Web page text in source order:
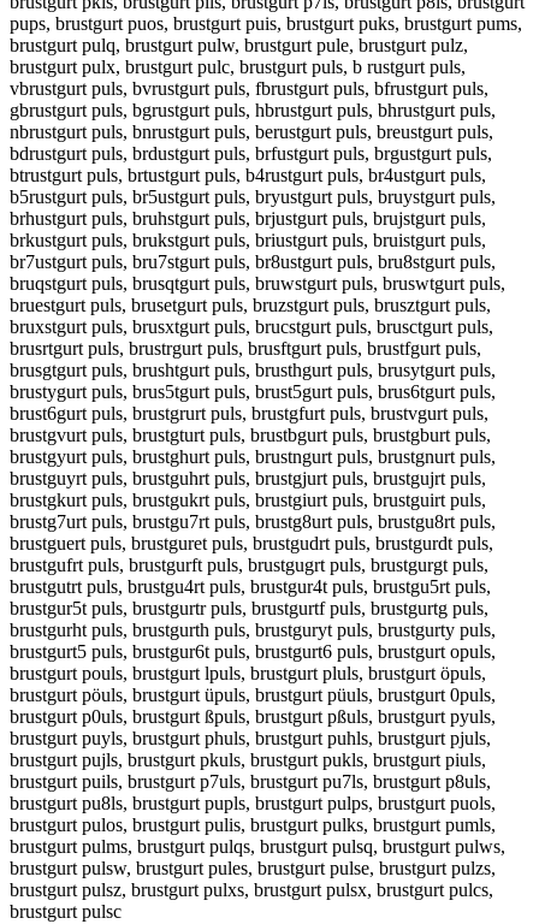
pups, brustgurt puos, brustgurt puis, brustgurt puks, brustgurt pums,
brustgurt pulq, brustgurt pulw, brustgurt pule, brustgurt pulz,
brustgurt pulx, brustgurt pulc, brustgurt puls, b rustgurt puls,
vbrustgurt puls, bvrustgurt puls, fbrustgurt puls, bfrustgurt puls,
gbrustgurt puls, bgrustgurt puls, hbrustgurt puls, bhrustgurt puls,
nbrustgurt puls, bnrustgurt puls, berustgurt puls, breustgurt puls,
bdrustgurt puls, brdustgurt puls, brfustgurt puls, brgustgurt puls,
btrustgurt puls, brtustgurt puls, b4rustgurt puls, br4ustgurt puls,
b5rustgurt puls, br5ustgurt puls, bryustgurt puls, bruystgurt puls,
brhustgurt puls, bruhstgurt puls, brjustgurt puls, brujstgurt puls,
brkustgurt puls, brukstgurt puls, briustgurt puls, bruistgurt puls,
br7ustgurt puls, bru7stgurt puls, br8ustgurt puls, bru8stgurt puls,
bruqstgurt puls, brusqtgurt puls, bruwstgurt puls, bruswtgurt puls,
bruestgurt puls, brusetgurt puls, bruzstgurt puls, brusztgurt puls,
bruxstgurt puls, brusxtgurt puls, brucstgurt puls, brusctgurt puls,
brusrtgurt puls, brustrgurt puls, brusftgurt puls, brustfgurt puls,
brusgtgurt puls, brushtgurt puls, brusthgurt puls, brusytgurt puls,
brustygurt puls, brus5tgurt puls, brust5gurt puls, brus6tgurt puls,
brust6gurt puls, brustgrurt puls, brustgfurt puls, brustvgurt puls,
brustgvurt puls, brustgturt puls, brustbgurt puls, brustgburt puls,
brustgyurt puls, brustghurt puls, brustngurt puls, brustgnurt puls,
brustguyrt puls, brustguhrt puls, brustgjurt puls, brustgujrt puls,
brustgkurt puls, brustgukrt puls, brustgiurt puls, brustguirt puls,
brustg7urt puls, brustgu7rt puls, brustg8urt puls, brustgu8rt puls,
brustguert puls, brustguret puls, brustgudrt puls, brustgurdt puls,
brustgufrt puls, brustgurft puls, brustgugrt puls, brustgurgt puls,
brustgutrt puls, brustgu4rt puls, brustgur4t puls, brustgu5rt puls,
brustgur5t puls, brustgurtr puls, brustgurtf puls, brustgurtg puls,
brustgurht puls, brustgurth puls, brustguryt puls, brustgurty puls,
brustgurt5 puls, brustgur6t puls, brustgurt6 puls, brustgurt opuls,
brustgurt pouls, brustgurt lpuls, brustgurt pluls, brustgurt öpuls,
brustgurt pöuls, brustgurt üpuls, brustgurt püuls, brustgurt 0puls,
brustgurt p0uls, brustgurt ßpuls, brustgurt pßuls, brustgurt pyuls,
brustgurt puyls, brustgurt phuls, brustgurt puhls, brustgurt pjuls,
brustgurt pujls, brustgurt pkuls, brustgurt pukls, brustgurt piuls,
brustgurt puils, brustgurt p7uls, brustgurt pu7ls, brustgurt p8uls,
brustgurt pu8ls, brustgurt pupls, brustgurt pulps, brustgurt puols,
brustgurt pulos, brustgurt pulis, brustgurt pulks, brustgurt pumls,
brustgurt pulms, brustgurt pulqs, brustgurt pulsq, brustgurt pulws,
brustgurt pulsw, brustgurt pules, brustgurt pulse, brustgurt pulzs,
brustgurt pulsz, brustgurt pulxs, brustgurt pulsx, brustgurt pulcs,
brustgurt pulsc